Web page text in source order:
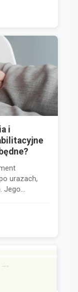
i
urazach,
Jego...